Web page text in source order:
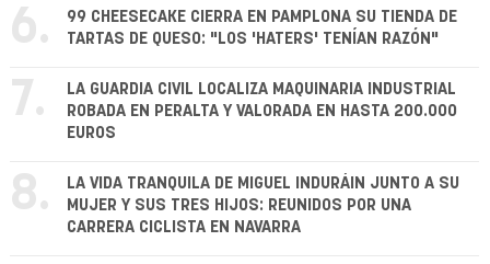
6.
99 CHEESECAKE CIERRA EN PAMPLONA SU TIENDA DE
TARTAS DE QUESO: "LOS 'HATERS' TENÍAN RAZÓN"
7.
LA GUARDIA CIVIL LOCALIZA MAQUINARIA INDUSTRIAL
ROBADA EN PERALTA Y VALORADA EN HASTA 200.000
EUROS
8.
LA VIDA TRANQUILA DE MIGUEL INDURÁIN JUNTO A SU
MUJER Y SUS TRES HIJOS: REUNIDOS POR UNA
CARRERA CICLISTA EN NAVARRA